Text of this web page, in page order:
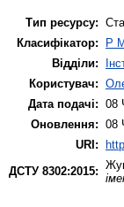
Тип ресурсу:
Класифікатор:
P
Відділи:
Користувач:
Дата подачі: 08
Оновлення: 08
URI:
ДСТУ 8302:2015: